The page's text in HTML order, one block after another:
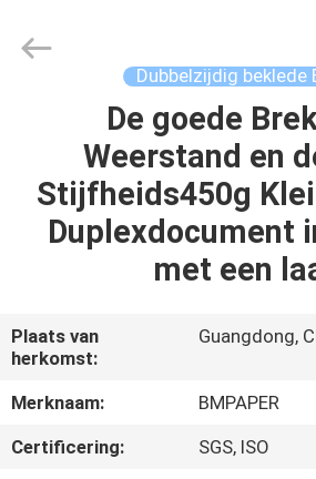
PRODUCTEN
FABRIEKSTOCHT
BMPAPER
CO.,LTD.
Dubbelzijdig beklede
De goede
Weerstand en
Stijfheids450g
Duplexdocument
met een
Plaats van
herkomst:
Guangdong,
Merknaam:
BMPAPER
Certificering:
SGS, ISO